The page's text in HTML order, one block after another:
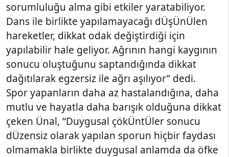
sorumluluğu alma gibi etkiler yaratabiliyor.
Dans ile birlikte yapılamayacağı dÜşÜnÜlen
hareketler, dikkat odak değiştirdiği için
yapılabilir hale geliyor. Ağrının hangi kaygının
sonucu oluştuğunu saptandığında dikkat
dağıtılarak egzersiz ile ağrı aşılıyor” dedi.
Spor yapanların daha az hastalandığına, daha
mutlu ve hayatla daha barışık olduğuna dikkat
çeken Ünal, “Duygusal çökÜntÜler sonucu
dÜzensiz olarak yapılan sporun hiçbir faydası
olmamakla birlikte duygusal anlamda da öfke